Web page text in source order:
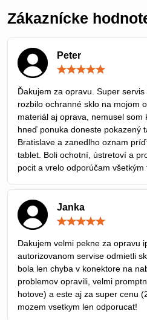
Zákaznícke
Peter
5
Ďakujem za opravu. Super
rozbilo ochranné sklo na mojom
materiál aj oprava, nemusel som
hneď ponuka doneste pokazený
Bratislave a zanedlho oznam
tablet. Boli ochotní, ústretoví a
pocit a vrelo odporúčam všetkým
Janka
5
Dakujem velmi pekne za opravu
autorizovanom servise odmietli
bola len chyba v konektore na
problemov opravili, velmi
hotove) a este aj za super cenu
mozem vsetkym len odporucat!